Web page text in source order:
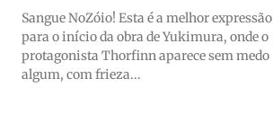
Sangue NoZóio! Esta é a melhor expressão
para o início da obra de Yukimura, onde o
protagonista Thorfinn aparece sem medo
algum, com frieza...